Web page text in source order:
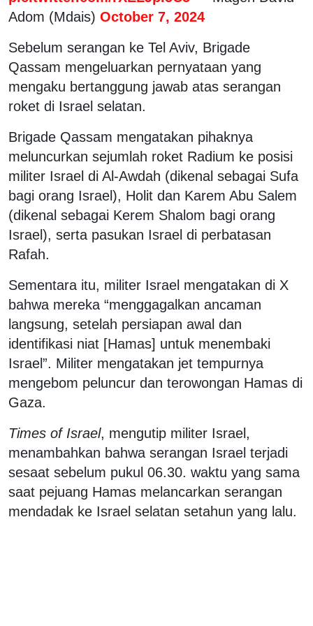
Adom (Mdais) October 7, 2024
Sebelum serangan ke Tel Aviv, Brigade
Qassam mengeluarkan pernyataan yang
mengaku bertanggung jawab atas serangan
roket di Israel selatan.
Brigade Qassam mengatakan pihaknya
meluncurkan sejumlah roket Radium ke posisi
militer Israel di Al-Awdah (dikenal sebagai Sufa
bagi orang Israel), Holit dan Karem Abu Salem
(dikenal sebagai Kerem Shalom bagi orang
Israel), serta pasukan Israel di perbatasan
Rafah.
Sementara itu, militer Israel mengatakan di X
bahwa mereka “menggagalkan ancaman
langsung, setelah persiapan awal dan
identifikasi niat [Hamas] untuk menembaki
Israel”. Militer mengatakan jet tempurnya
mengebom peluncur dan terowongan Hamas di
Gaza.
Times of Israel, mengutip militer Israel,
menambahkan bahwa serangan Israel terjadi
sesaat sebelum pukul 06.30. waktu yang sama
saat pejuang Hamas melancarkan serangan
mendadak ke Israel selatan setahun yang lalu.